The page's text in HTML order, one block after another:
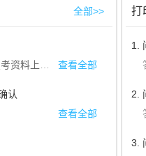
考资料上传审核，是作为线上报
全部>>
资料上传 审核通过后，请您
查看全部
认
果遇到无法进行在线确认操作：
查看全部
打
1.
2.
3.